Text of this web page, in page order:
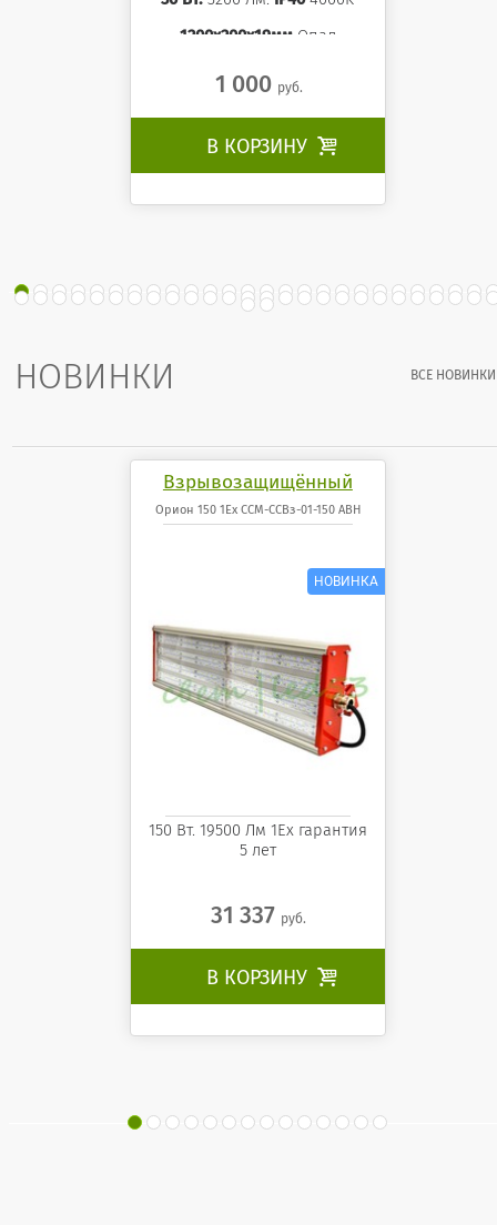
1200x200x19ммОпал
1 000 руб.
В КОРЗИНУ 
НОВИНКИ ВСЕ НОВИНКИ
Взрывозащищённый
светодиодный
Орион 150 1Ex ССМ-ССВз-01-150 АВН
150 Вт. 19500 Лм 1Ех гарантия
5 лет
31 337 руб.
В КОРЗИНУ 